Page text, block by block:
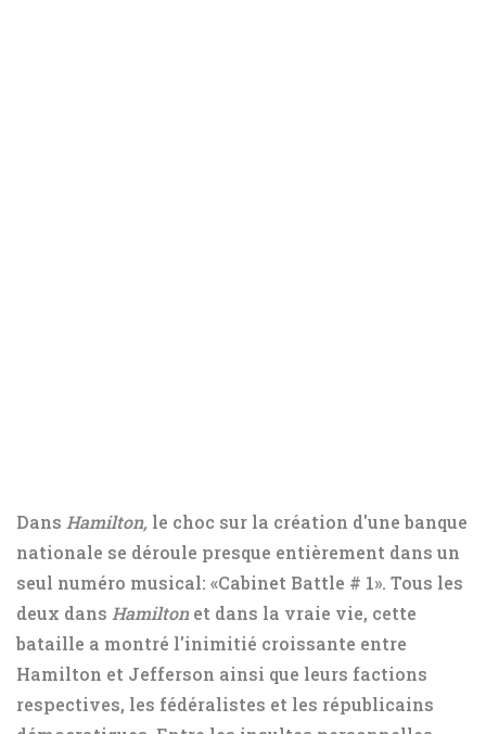
Dans Hamilton, le choc sur la création d'une banque
nationale se déroule presque entièrement dans un
seul numéro musical: «Cabinet Battle # 1». Tous les
deux dans Hamiltonet dans la vraie vie, cette
bataille a montré l'inimitié croissante entre
Hamilton et Jefferson ainsi que leurs factions
respectives, les fédéralistes et les républicains